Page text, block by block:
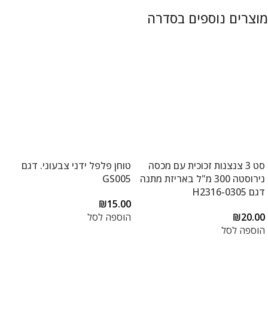
סט 3 צנצנות זכוכית עם מכסה
נירוסטה 300 מ"ל באריזת מתנה
דגם H2316-0305
₪20.00
הוספה לסל
טוחן פלפל ידני צבעוני. דגם
GS005
₪15.00
הוספה לסל